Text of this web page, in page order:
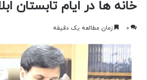
خانه ها در ایام تابستان
0 زمان مطالعه یک دقیقه